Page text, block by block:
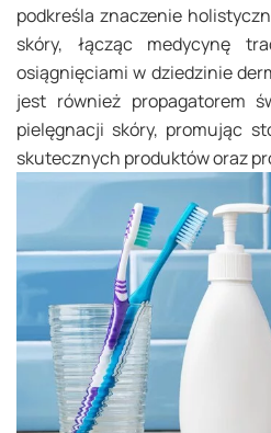
podkreśla znaczenie
skóry, łącząc medycynę
osiągnięciami w dziedzinie
jest również propagatorem
pielęgnacji skóry, promując
skutecznych produktów oraz